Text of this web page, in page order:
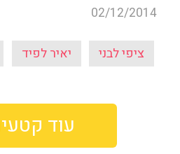
02/12/2014
ציפי לבני יאיר לפיד
עוד